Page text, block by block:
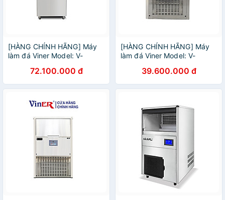
[HÀNG CHÍNH HÃNG] Máy
làm đá Viner Model: V-
72.100.000 đ
[HÀNG CHÍNH HÃNG] Máy
làm đá Viner Model: V-
39.600.000 đ